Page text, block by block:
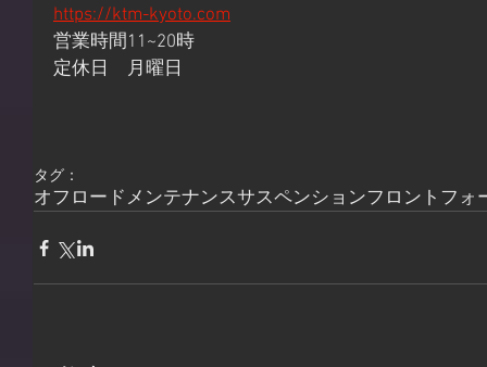
https://ktm-kyoto.com
営業時間11~20時
定休日　月曜日
タグ：
オフロード メンテナンスサスペンションフロントフォ